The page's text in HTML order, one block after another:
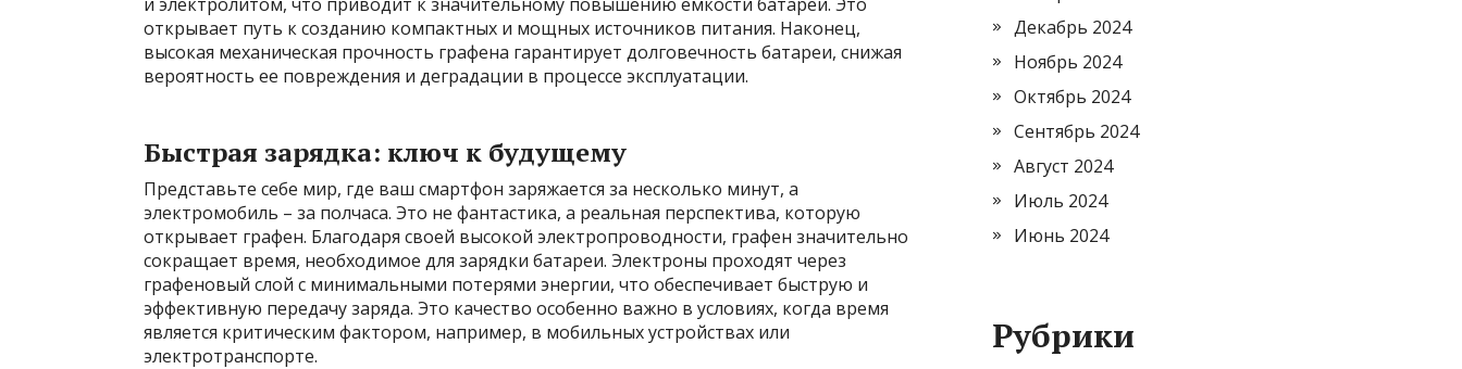
открывает путь к созданию компактных и мощных источников питания. Наконец,
высокая механическая прочность графена гарантирует долговечность батареи, снижая
вероятность ее повреждения и деградации в процессе эксплуатации.
Быстрая зарядка: ключ к будущему
Представьте себе мир, где ваш смартфон заряжается за несколько минут, а
электромобиль – за полчаса. Это не фантастика, а реальная перспектива, которую
открывает графен. Благодаря своей высокой электропроводности, графен значительно
сокращает время, необходимое для зарядки батареи. Электроны проходят через
графеновый слой с минимальными потерями энергии, что обеспечивает быструю и
эффективную передачу заряда. Это качество особенно важно в условиях, когда время
является критическим фактором, например, в мобильных устройствах или
электротранспорте.
Декабрь 2024
Ноябрь 2024
Октябрь 2024
Сентябрь 2024
Август 2024
Июль 2024
Июнь 2024
Рубрики